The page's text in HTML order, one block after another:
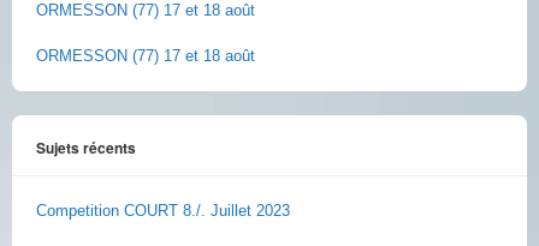
ORMESSON (77) 17 et 18 août
ORMESSON (77) 17 et 18 août
Sujets récents
Competition COURT 8./. Juillet 2023